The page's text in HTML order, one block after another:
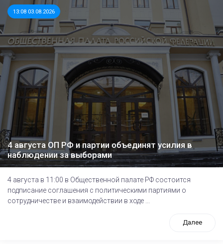
13:08 03.08.2026
4 августа ОП РФ и партии объединят усилия в
наблюдении за выборами
4 августа в 11:00 в Общественной палате РФ состоится
подписание соглашения с политическими партиями о
сотрудничестве и взаимодействии в ходе ...
Далее